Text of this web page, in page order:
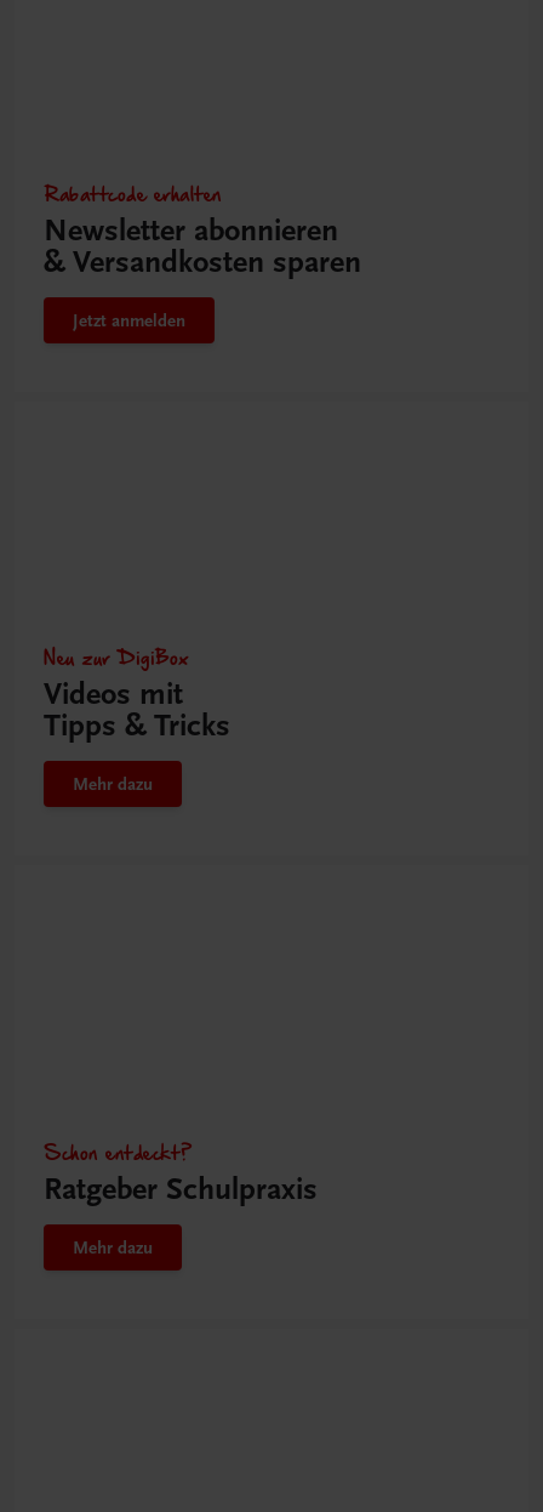
Rabattcode erhalten
Newsletter abonnieren
& Versandkosten sparen
Jetzt anmelden
Neu zur DigiBox
Videos mit
Tipps & Tricks
Mehr dazu
Schon entdeckt?
Ratgeber Schulpraxis
Mehr dazu